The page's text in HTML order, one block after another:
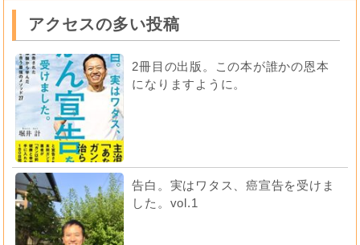
アクセスの多い投稿
2冊目の出版。この本が誰かの恩本
になりますように。
告白。実はワタス、癌宣告を受けま
した。vol.1